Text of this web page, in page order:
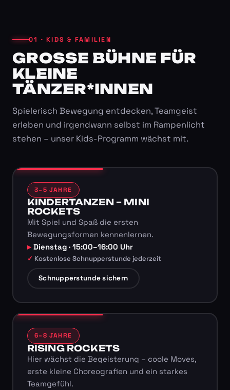
01 · KIDS & FAMILIEN
GROSSE BÜHNE FÜR K
LEINE T
ÄNZER*INNEN
Spielerisch Bewegung entdecken, Teamgeist
erleben und irgendwann selbst im Rampenlicht
stehen – unser Kids-Programm wächst mit.
3–5 JAHRE
KINDERTANZEN – MINI
ROCKETS
Mit Spiel und Spaß die ersten
Bewegungsformen kennenlernen.
Dienstag · 15:00–16:00 Uhr
Kostenlose Schnupperstunde jederzeit
Schnupperstunde sichern
6–8 JAHRE
RISING ROCKETS
Hier wächst die Begeisterung – coole Moves,
erste kleine Choreografien und ein starkes
Teamgefühl.